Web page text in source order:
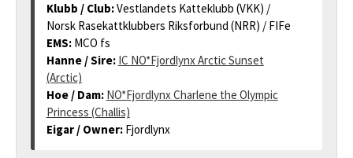
Klubb / Club:Vestlandets Katteklubb (VKK) /
Norsk Rasekattklubbers Riksforbund (NRR) / FIFe
EMS: MCO fs
Hanne / Sire: IC NO*Fjordlynx Arctic Sunset
(Arctic)
Hoe / Dam: NO*Fjordlynx Charlene the Olympic
Princess (Challis)
Eigar / Owner: Fjordlynx